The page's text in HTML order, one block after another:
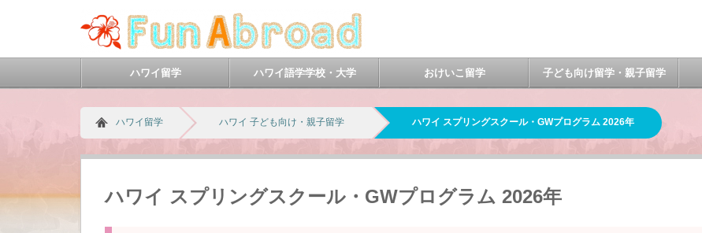
ハワイ留学 ハワイ語学学校・大学 おけいこ留学 子ども向け留学・親子留学
ハワイ留学 ハワイ 子ども向け・親子留学 ハワイ スプリングスクール・GWプログラム 2026年
ハワイ スプリングスクール・GWプログラム 2026年